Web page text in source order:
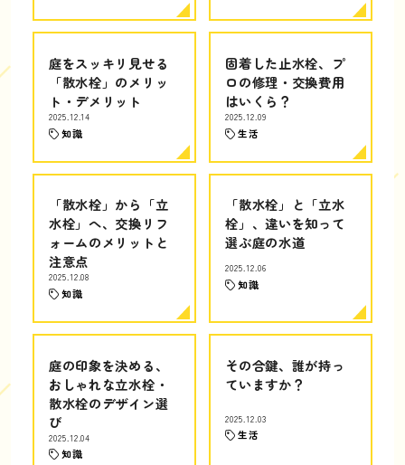
庭をスッキリ見せる
「散水栓」のメリッ
ト・デメリット
2025.12.14
知識
固着した止水栓、プ
ロの修理・交換費用
はいくら？
2025.12.09
生活
「散水栓」から「立
水栓」へ、交換リフ
ォームのメリットと
注意点
2025.12.08
知識
「散水栓」と「立水
栓」、違いを知って
選ぶ庭の水道
2025.12.06
知識
庭の印象を決める、
おしゃれな立水栓・
散水栓のデザイン選
び
2025.12.04
知識
その合鍵、誰が持っ
ていますか？
2025.12.03
生活